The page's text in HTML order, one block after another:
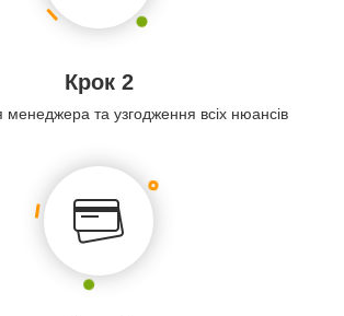
Крок 2
менеджера та узгодження всіх нюансів